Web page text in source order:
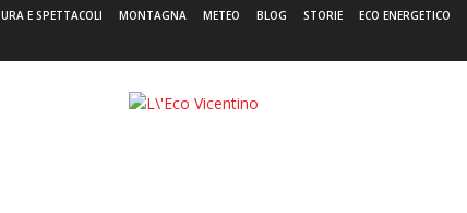
E SPETTACOLI MONTAGNA METEO BLOG STORIE ECO ENERGETICO
L'Eco